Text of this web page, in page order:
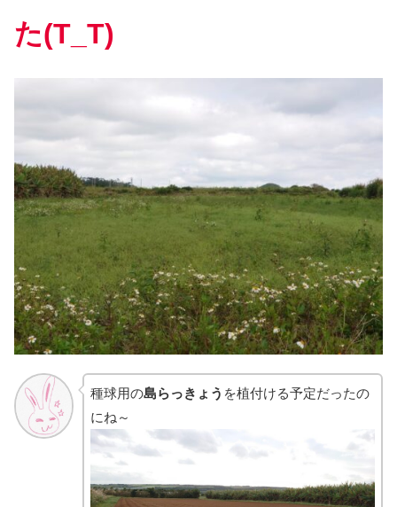
た(T_T)
種球用の島らっきょう を植付ける予定だったの
にね～